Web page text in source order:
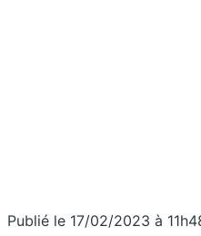
Publié le 17/02/2023 à